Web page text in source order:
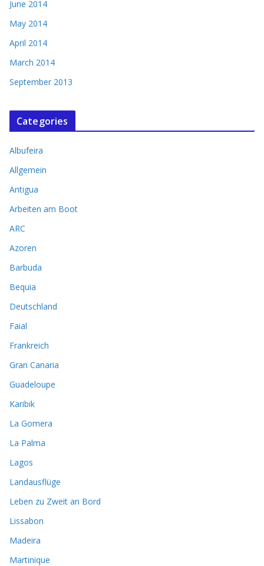
June 2014
May 2014
April 2014
March 2014
September 2013
Categories
Albufeira
Allgemein
Antigua
Arbeiten am Boot
ARC
Azoren
Barbuda
Bequia
Deutschland
Faial
Frankreich
Gran Canaria
Guadeloupe
Karibik
La Gomera
La Palma
Lagos
Landausflüge
Leben zu Zweit an Bord
Lissabon
Madeira
Martinique